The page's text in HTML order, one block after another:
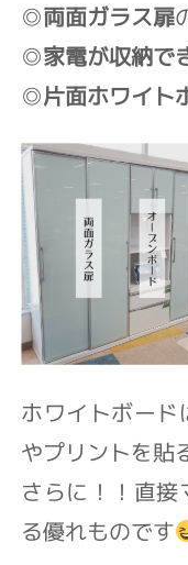
◎両面ガラス扉
◎家電が収納で
◎片面ホワイト
ホワイトボード
やプリントを貼
さらに！！ 直接
る優れものです